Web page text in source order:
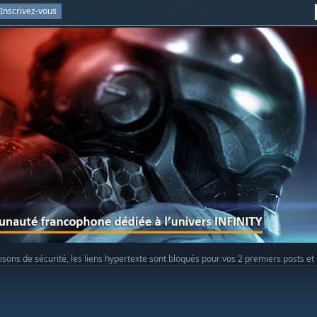
Inscrivez-vous
de sécurité, les liens hypertexte sont bloqués pour vos 2 premiers posts